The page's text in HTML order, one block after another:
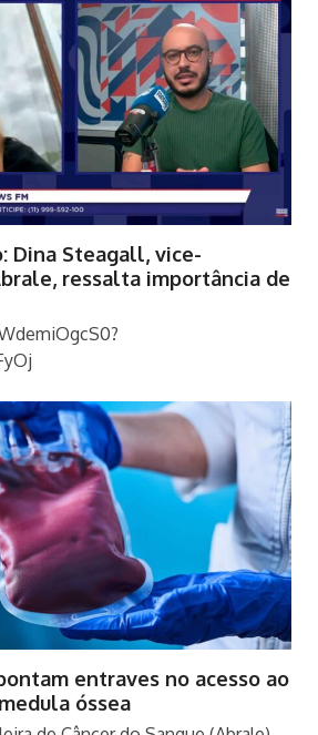
Dina Steagall, vice-
ressalta importância de
entraves no acesso ao
óssea